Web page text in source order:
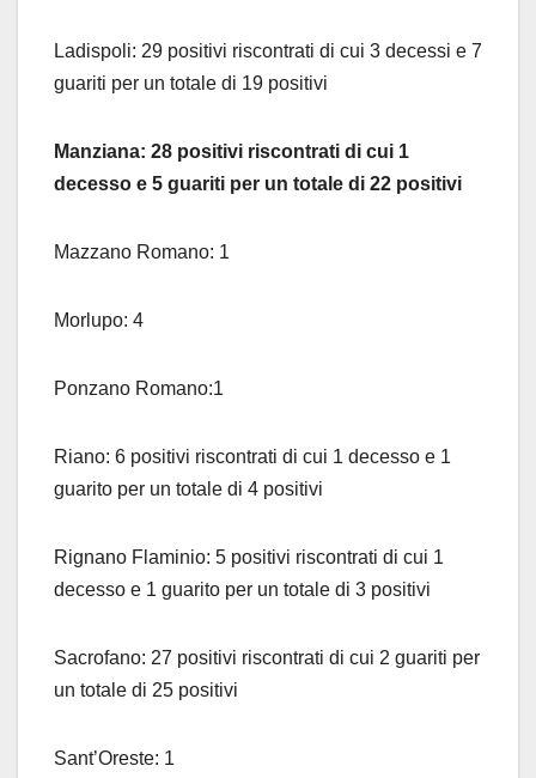
Ladispoli: 29 positivi riscontrati di cui 3 decessi e 7
guariti per un totale di 19 positivi
Manziana: 28 positivi riscontrati di cui 1
decesso e 5 guariti per un totale di 22 positivi
Mazzano Romano: 1
Morlupo: 4
Ponzano Romano:1
Riano: 6 positivi riscontrati di cui 1 decesso e 1
guarito per un totale di 4 positivi
Rignano Flaminio: 5 positivi riscontrati di cui 1
decesso e 1 guarito per un totale di 3 positivi
Sacrofano: 27 positivi riscontrati di cui 2 guariti per
un totale di 25 positivi
Sant’Oreste: 1